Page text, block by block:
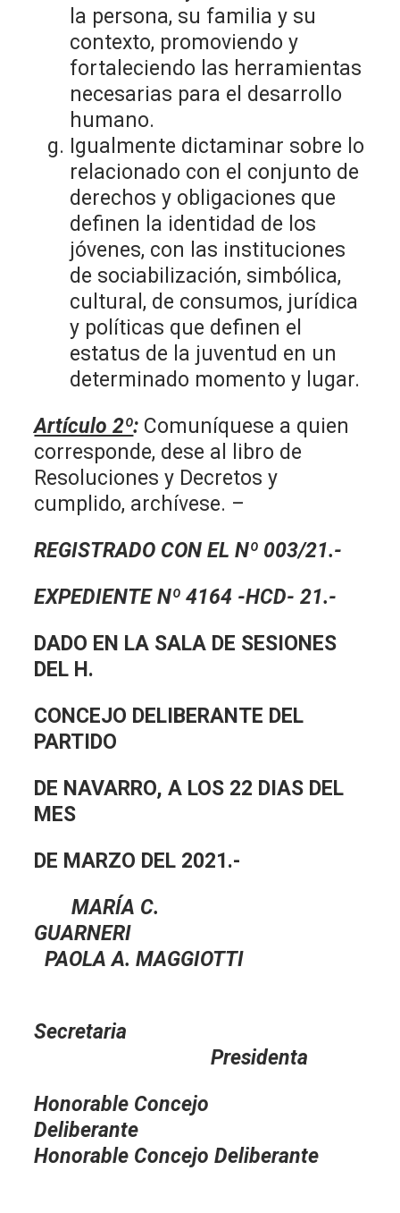
la persona, su familia y su
contexto, promoviendo y
fortaleciendo las herramientas
necesarias para el desarrollo
humano.
Igualmente dictaminar sobre lo
relacionado con el conjunto de
derechos y obligaciones que
definen la identidad de los
jóvenes, con las instituciones
de sociabilización, simbólica,
cultural, de consumos, jurídica
y políticas que definen el
estatus de la juventud en un
determinado momento y lugar.
Artículo 2º: Comuníquese a quien
corresponde, dese al libro de
Resoluciones y Decretos y
cumplido, archívese. –
REGISTRADO CON EL Nº 003/21.-
EXPEDIENTE Nº 4164 -HCD- 21.-
DADO EN LA SALA DE SESIONES
DEL H.
CONCEJO DELIBERANTE DEL
PARTIDO
DE NAVARRO, A LOS 22 DIAS DEL
MES
DE MARZO DEL 2021.-
MARÍA C.
GUARNERI
PAOLA A. MAGGIOTTI
Secretaria
Presidenta
Honorable Concejo
Deliberante
Honorable Concejo Deliberante